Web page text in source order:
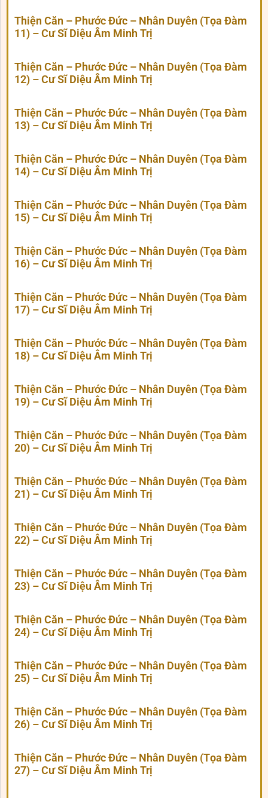
Thiện Căn – Phước Đức – Nhân Duyên (Tọa Đàm
11) – Cư Sĩ Diệu Âm Minh Trị
Thiện Căn – Phước Đức – Nhân Duyên (Tọa Đàm
12) – Cư Sĩ Diệu Âm Minh Trị
Thiện Căn – Phước Đức – Nhân Duyên (Tọa Đàm
13) – Cư Sĩ Diệu Âm Minh Trị
Thiện Căn – Phước Đức – Nhân Duyên (Tọa Đàm
14) – Cư Sĩ Diệu Âm Minh Trị
Thiện Căn – Phước Đức – Nhân Duyên (Tọa Đàm
15) – Cư Sĩ Diệu Âm Minh Trị
Thiện Căn – Phước Đức – Nhân Duyên (Tọa Đàm
16) – Cư Sĩ Diệu Âm Minh Trị
Thiện Căn – Phước Đức – Nhân Duyên (Tọa Đàm
17) – Cư Sĩ Diệu Âm Minh Trị
Thiện Căn – Phước Đức – Nhân Duyên (Tọa Đàm
18) – Cư Sĩ Diệu Âm Minh Trị
Thiện Căn – Phước Đức – Nhân Duyên (Tọa Đàm
19) – Cư Sĩ Diệu Âm Minh Trị
Thiện Căn – Phước Đức – Nhân Duyên (Tọa Đàm
20) – Cư Sĩ Diệu Âm Minh Trị
Thiện Căn – Phước Đức – Nhân Duyên (Tọa Đàm
21) – Cư Sĩ Diệu Âm Minh Trị
Thiện Căn – Phước Đức – Nhân Duyên (Tọa Đàm
22) – Cư Sĩ Diệu Âm Minh Trị
Thiện Căn – Phước Đức – Nhân Duyên (Tọa Đàm
23) – Cư Sĩ Diệu Âm Minh Trị
Thiện Căn – Phước Đức – Nhân Duyên (Tọa Đàm
24) – Cư Sĩ Diệu Âm Minh Trị
Thiện Căn – Phước Đức – Nhân Duyên (Tọa Đàm
25) – Cư Sĩ Diệu Âm Minh Trị
Thiện Căn – Phước Đức – Nhân Duyên (Tọa Đàm
26) – Cư Sĩ Diệu Âm Minh Trị
Thiện Căn – Phước Đức – Nhân Duyên (Tọa Đàm
27) – Cư Sĩ Diệu Âm Minh Trị